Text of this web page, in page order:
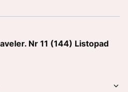
Nr 11 (144) Listopad